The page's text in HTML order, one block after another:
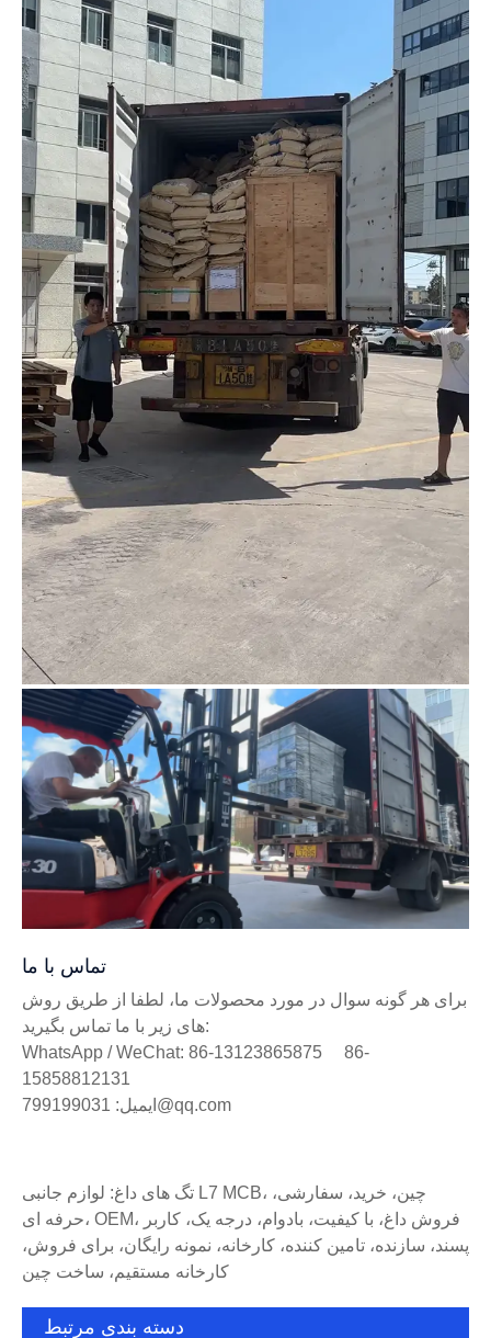
تماس با ما
برای هر گونه سوال در مورد محصولات ما، لطفا از طریق روش
های زیر با ما تماس بگیرید:
WhatsApp / WeChat: 86-13123865875 86-
15858812131
ایمیل: 799199031@qq.com
تگ های داغ: لوازم جانبی L7 MCB، چین، خرید، سفارشی،
حرفه ای، OEM، فروش داغ، با کیفیت، بادوام، درجه یک، کاربر
پسند، سازنده، تامین کننده، کارخانه، نمونه رایگان، برای فروش،
کارخانه مستقیم، ساخت چین
دسته بندی مرتبط